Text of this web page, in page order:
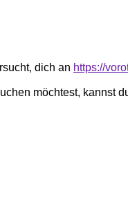
dich an https://
möchtest, kannst